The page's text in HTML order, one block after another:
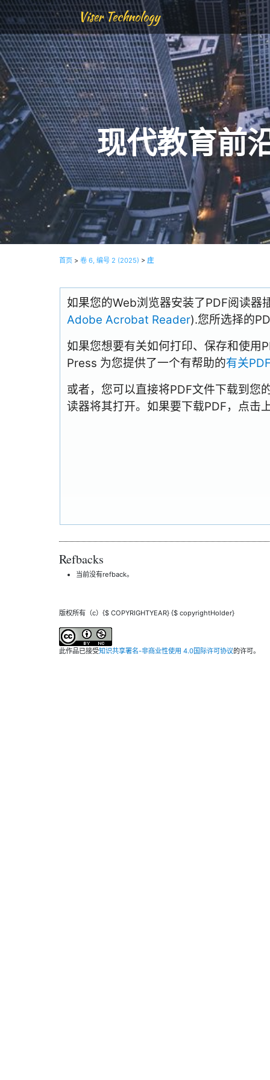
Viser Technology
现代教育前
首页 > 卷 6, 编号 2 (2025) > 庄
如果您的Web浏览器安装了PDF阅读器
Adobe Acrobat Reader).您所选择的
如果您想要有关如何打印、保存和使用
Press 为您提供了一个有帮助的有关
或者，您可以直接将PDF文件下载到您
读器将其打开。如果要下载PDF，点击
Refbacks
当前没有refback。
版权所有（c）{$ COPYRIGHTYEAR} {$ copyrightHolder}
此作品已接受知识共享署名-非商业性使用 4.0国际许可协议的许可。